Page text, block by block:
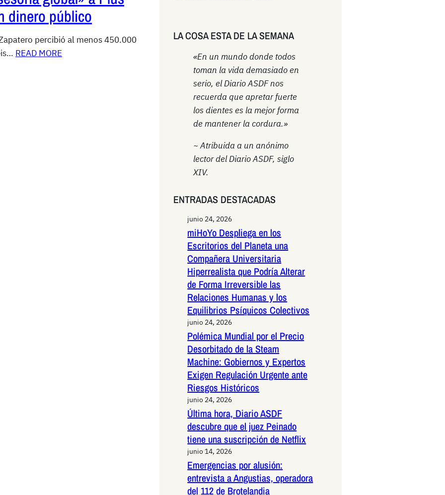
dinero público
percibió al menos 450.000
READ MORE
LA COSA ESTA DE LA SEMANA
«En un mundo donde todos
toman la vida demasiado en
serio, el Diario ASDF nos
recuerda que apretar fuerte
los dientes es la mejor forma
de mantener la cordura.»
~ Atribuida a un anónimo
lector del Diario ASDF, siglo
XIV.
ENTRADAS DESTACADAS
junio 24, 2026
miHoYo Despliega en los
Escritorios del Planeta una
Compañera Universitaria
Hiperrealista que Podría Alterar
de Forma Irreversible las
Relaciones Humanas y los
Equilibrios Psíquicos Colectivos
junio 24, 2026
Polémica Mundial por el Precio
Desorbitado de la Steam
Machine: Gobiernos y Expertos
Exigen Regulación Urgente ante
Riesgos Históricos
junio 24, 2026
Última hora, Diario ASDF
descubre que el juez Peinado
tiene una suscripción de Netflix
junio 14, 2026
Emergencias por alusión:
entrevista a Angustias, operadora
del 112 de Brotelandia